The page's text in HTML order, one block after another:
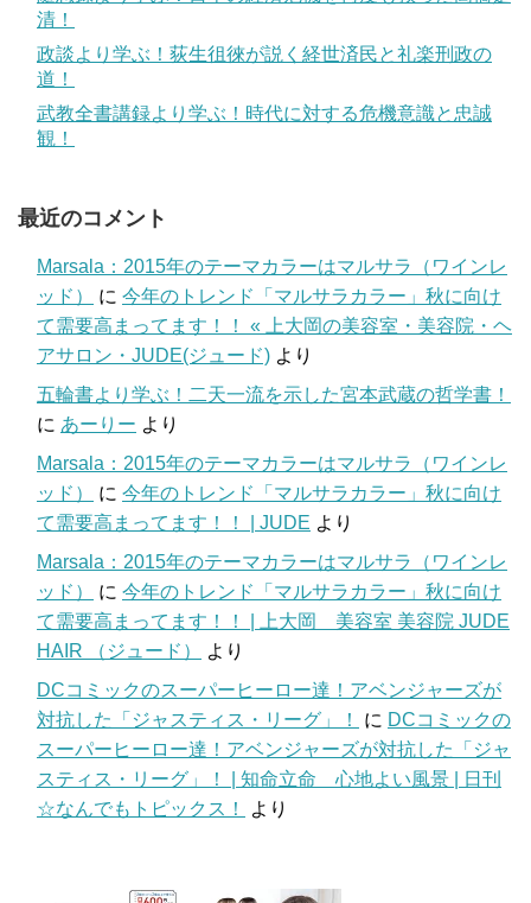
清！
政談より学ぶ！荻生徂徠が説く経世済民と礼楽刑政の
道！
武教全書講録より学ぶ！時代に対する危機意識と忠誠
観！
最近のコメント
Marsala：2015年のテーマカラーはマルサラ（ワインレ
ッド）
に 今年のトレンド「マルサラカラー」秋に向け
て需要高まってます！！ « 上大岡の美容室・美容院・ヘ
アサロン・JUDE(ジュード) より
五輪書より学ぶ！二天一流を示した宮本武蔵の哲学書！
に あーりー より
Marsala：2015年のテーマカラーはマルサラ（ワインレ
ッド）
に 今年のトレンド「マルサラカラー」秋に向け
て需要高まってます！！ | JUDE より
Marsala：2015年のテーマカラーはマルサラ（ワインレ
ッド）
に 今年のトレンド「マルサラカラー」秋に向け
て需要高まってます！！ | 上大岡 美容室 美容院 JUDE
HAIR （ジュード）
より
DCコミックのスーパーヒーロー達！アベンジャーズが
対抗した「ジャスティス・リーグ」！
に DCコミックの
スーパーヒーロー達！アベンジャーズが対抗した「ジャ
スティス・リーグ」！ | 知命立命 心地よい風景 | 日刊
☆なんでもトピックス！
より